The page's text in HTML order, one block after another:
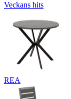
Veckans hits
REA